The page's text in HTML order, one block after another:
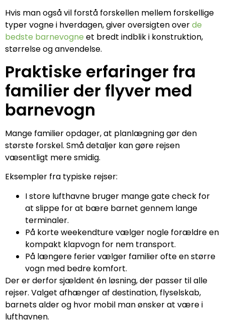
Hvis man også vil forstå forskellen mellem forskellige
typer vogne i hverdagen, giver oversigten overde
bedste barnevogne et bredt indblik i konstruktion,
størrelse og anvendelse.
Praktiske erfaringer fra
familier der flyver med
barnevogn
Mange familier opdager, at planlægning gør den
største forskel. Små detaljer kan gøre rejsen
væsentligt mere smidig.
Eksempler fra typiske rejser:
I store lufthavne bruger mange gate check for
at slippe for at bære barnet gennem lange
terminaler.
På korte weekendture vælger nogle forældre en
kompakt klapvogn for nem transport.
På længere ferier vælger familier ofte en større
vogn med bedre komfort.
Der er derfor sjældent én løsning, der passer til alle
rejser. Valget afhænger af destination, flyselskab,
barnets alder og hvor mobil man ønsker at være i
lufthavnen.